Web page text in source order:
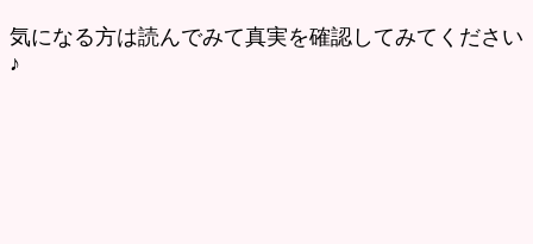
気になる方は読んでみて真実を確認してみてください
♪